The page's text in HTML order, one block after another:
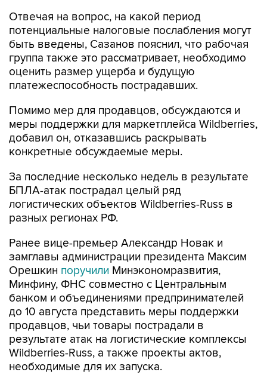
Отвечая на вопрос, на какой период
потенциальные налоговые послабления могут
быть введены, Сазанов пояснил, что рабочая
группа также это рассматривает, необходимо
оценить размер ущерба и будущую
платежеспособность пострадавших.
Помимо мер для продавцов, обсуждаются и
меры поддержки для маркетплейса Wildberries,
добавил он, отказавшись раскрывать
конкретные обсуждаемые меры.
За последние несколько недель в результате
БПЛА-атак пострадал целый ряд
логистических объектов Wildberries-Russ в
разных регионах РФ.
Ранее вице-премьер Александр Новак и
замглавы администрации президента Максим
Орешкин поручили Минэкономразвития,
Минфину, ФНС совместно с Центральным
банком и объединениями предпринимателей
до 10 августа представить меры поддержки
продавцов, чьи товары пострадали в
результате атак на логистические комплексы
Wildberries-Russ, а также проекты актов,
необходимые для их запуска.